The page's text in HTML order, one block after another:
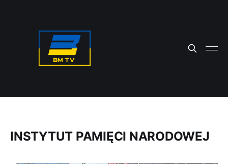
INSTYTUT PAMIĘCI NARODOWEJ